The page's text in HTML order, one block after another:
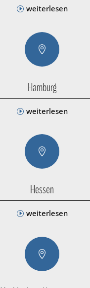
weiterlesen

Hamburg
weiterlesen

Hessen
weiterlesen
